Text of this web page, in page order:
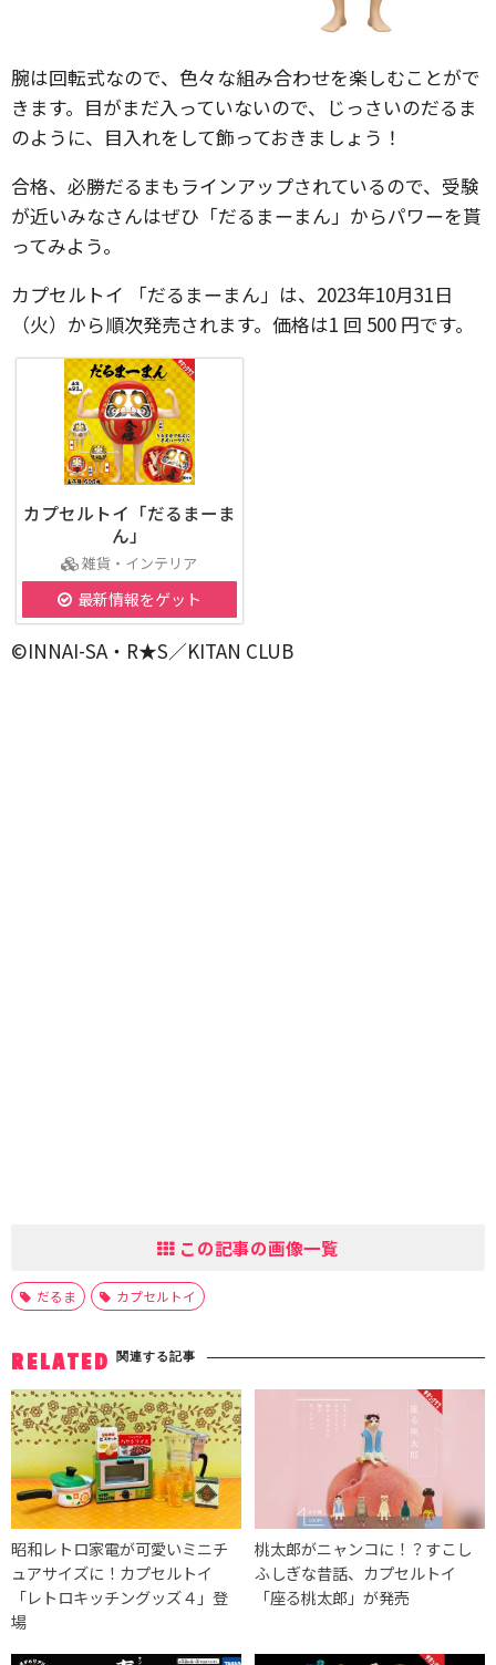
腕は回転式なので、色々な組み合わせを楽しむことがで
きます。目がまだ入っていないので、じっさいのだるま
のように、目入れをして飾っておきましょう！
合格、必勝だるまもラインアップされているので、受験
が近いみなさんはぜひ「だるまーまん」からパワーを貰
ってみよう。
カプセルトイ 「だるまーまん」は、2023年10月31日
（火）から順次発売されます。価格は1 回 500 円です。
カプセルトイ「だるまーま
ん」
雑貨・インテリア
最新情報をゲット
©INNAI-SA・R★S／KITAN CLUB
この記事の画像一覧
だるま カプセルトイ
RELATED 関連する記事
昭和レトロ家電が可愛いミニチ
ュアサイズに！カプセルトイ
「レトロキッチングッズ４」登
場
桃太郎がニャンコに！？すこし
ふしぎな昔話、カプセルトイ
「座る桃太郎」が発売